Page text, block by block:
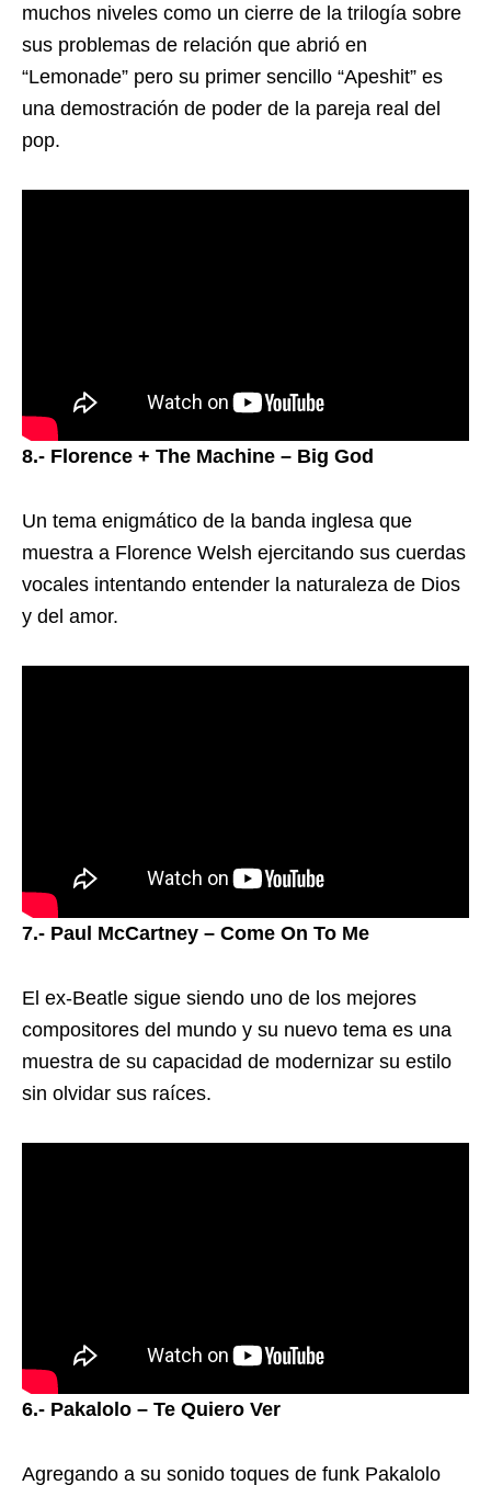
muchos niveles como un cierre de la trilogía sobre
sus problemas de relación que abrió en
“Lemonade” pero su primer sencillo “Apeshit” es
una demostración de poder de la pareja real del
pop.
8.- Florence + The Machine – Big God
Un tema enigmático de la banda inglesa que
muestra a Florence Welsh ejercitando sus cuerdas
vocales intentando entender la naturaleza de Dios
y del amor.
7.- Paul McCartney – Come On To Me
El ex-Beatle sigue siendo uno de los mejores
compositores del mundo y su nuevo tema es una
muestra de su capacidad de modernizar su estilo
sin olvidar sus raíces.
6.- Pakalolo – Te Quiero Ver
Agregando a su sonido toques de funk Pakalolo